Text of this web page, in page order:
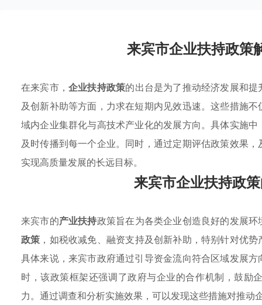
来宾市企业扶持政策
在来宾市，企业扶持政策的出台是为了推动经济发展和
及创新补助等方面，力求在短期内见效迅速。这些措施
域内企业集群化与高技术产业化的发展方向。具体实施
及时传播到每一个企业。同时，通过定期评估政策效果
实现高质量发展的长远目标。
来宾市企业扶持政
来宾市的产业扶持政策旨在为各类企业创造良好的发展
政策 ，如税收减免、融资支持及创新补助，特别针对优
具体来说，来宾市政府通过引导资金流向符合区域发展
时，该政策框架还强调了政府与企业的合作机制，鼓励
力。通过调查和分析实施效果，可以发现这些措施对推动